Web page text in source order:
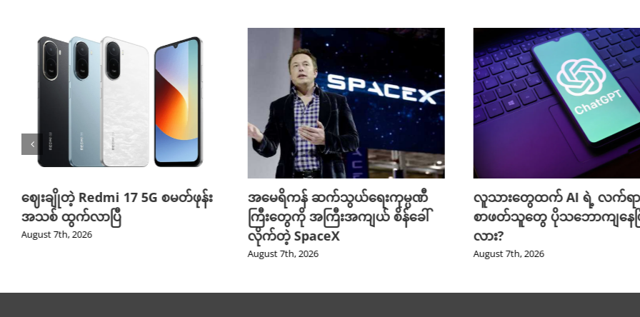
ဈေးချိုတဲ့ Redmi 17 5G စမတ်ဖုန်း
အသစ် ထွက်လာပြီ
August 7th, 2026
အမေရိကန် ဆက်သွယ်ရေးကုမ္ပဏီ
ကြီးတွေကို အကြီးအကျယ် စိန်ခေါ်
လိုက်တဲ့ SpaceX
August 7th, 2026
လူသားတွေထက် AI ရဲ့ လက်ရ
စာဖတ်သူတွေ ပိုသဘောကျနေပ
လား?
August 7th, 2026